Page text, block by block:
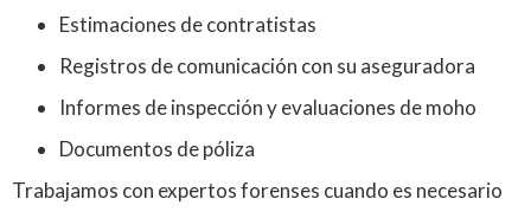
Estimaciones de contratistas
Registros de comunicación con su aseguradora
Informes de inspección y evaluaciones de moho
Documentos de póliza
Trabajamos con expertos forenses cuando es necesario